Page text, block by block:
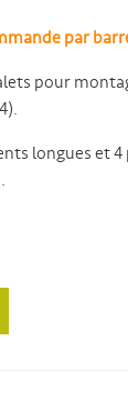
par
pour
longues et 4